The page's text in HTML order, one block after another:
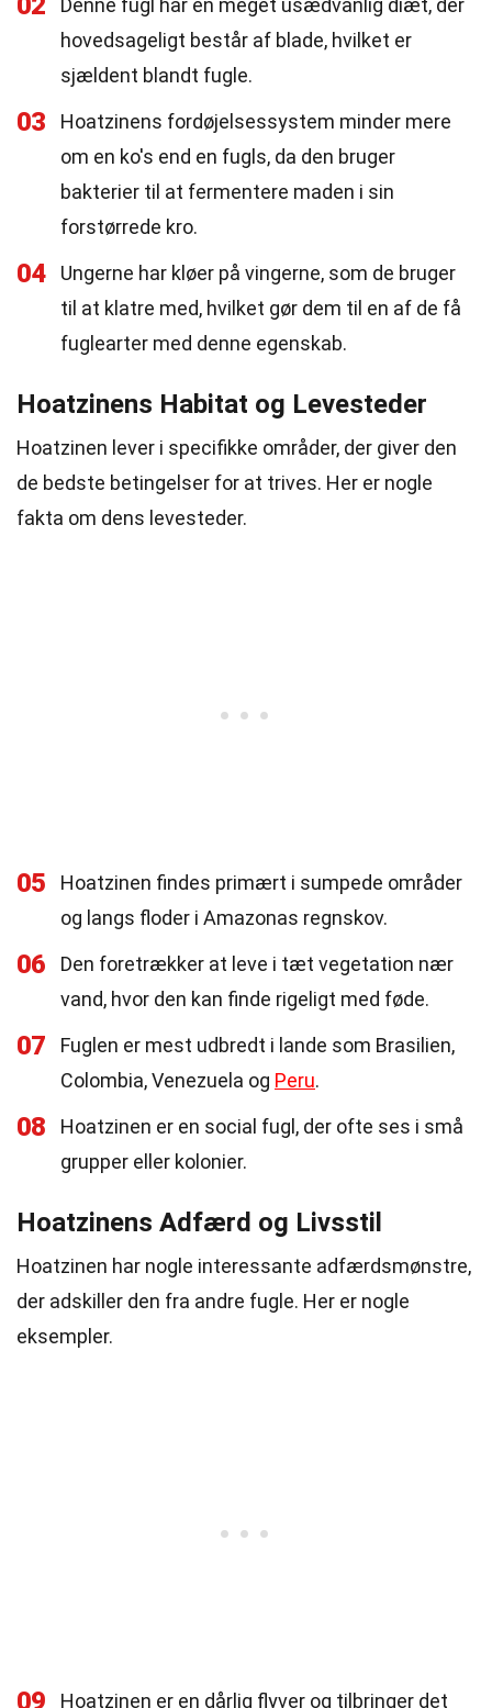
Denne fugl har en meget usædvanlig diæt, der
hovedsageligt består af blade, hvilket er
sjældent blandt fugle.
03
Hoatzinens fordøjelsessystem minder mere
om en ko's end en fugls, da den bruger
bakterier til at fermentere maden i sin
forstørrede kro.
04
Ungerne har kløer på vingerne, som de bruger
til at klatre med, hvilket gør dem til en af de få
fuglearter med denne egenskab.
Hoatzinens Habitat og Levesteder
Hoatzinen lever i specifikke områder, der giver den
de bedste betingelser for at trives. Her er nogle
fakta om dens levesteder.
05
Hoatzinen findes primært i sumpede områder
og langs floder i Amazonas regnskov.
06
Den foretrækker at leve i tæt vegetation nær
vand, hvor den kan finde rigeligt med føde.
07
Fuglen er mest udbredt i lande som Brasilien,
Colombia, Venezuela og Peru.
08
Hoatzinen er en social fugl, der ofte ses i små
grupper eller kolonier.
Hoatzinens Adfærd og Livsstil
Hoatzinen har nogle interessante adfærdsmønstre,
der adskiller den fra andre fugle. Her er nogle
eksempler.
09 Hoatzinen er en dårlig flyver og tilbringer det